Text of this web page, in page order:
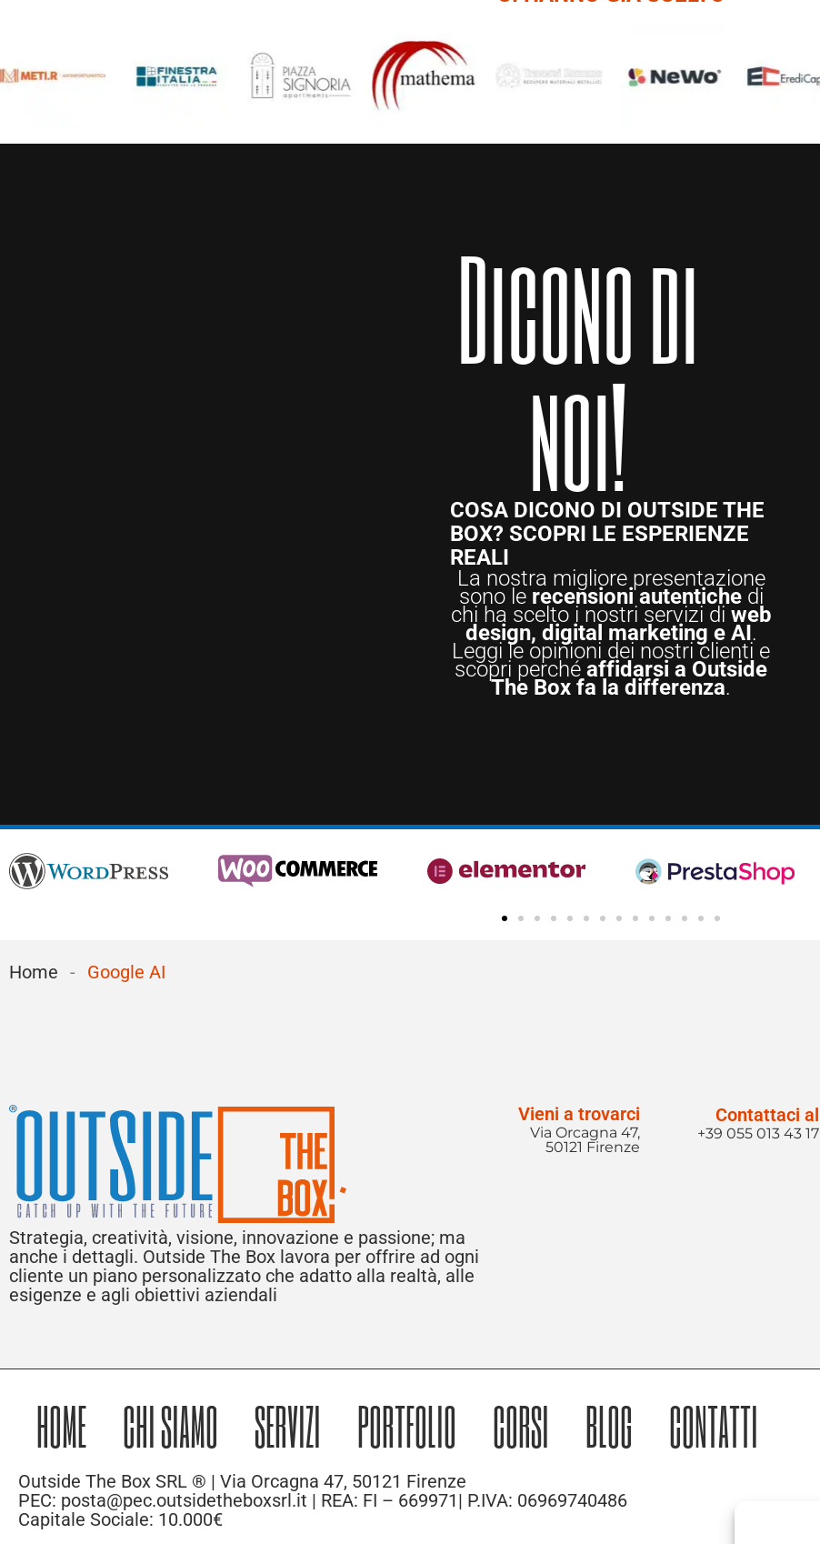
Dicono di
noi!
COSA DICONO DI OUTSIDE THE
BOX? SCOPRI LE ESPERIENZE
REALI
La nostra migliore presentazione
sono le recensioni autentichedi
chi ha scelto i nostri servizi di web
design, digital marketing e AI.
Leggi le opinioni dei nostri clienti e
scopri perché affidarsi a Outside
The Box fa la differenza.
Home - Google AI
Strategia, creatività, visione, innovazione e passione; ma
anche i dettagli. Outside The Box lavora per offrire ad ogni
cliente un piano personalizzato che adatto alla realtà, alle
esigenze e agli obiettivi aziendali
Vieni a trovarci
Via Orcagna 47,
50121 Firenze
Contattaci al
+39 055 013 43 17
HOME CHI SIAMO SERVIZI PORTFOLIO CORSI BLOG CONTATTI
Outside The Box SRL ® | Via Orcagna 47, 50121 Firenze
PEC: posta@pec.outsidetheboxsrl.it | REA: FI – 669971| P.IVA: 06969740486
Capitale Sociale: 10.000€